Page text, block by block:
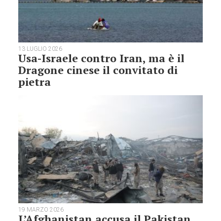
13 LUGLIO 2026
Usa-Israele contro Iran, ma è il
Dragone cinese il convitato di
pietra
19 MARZO 2026